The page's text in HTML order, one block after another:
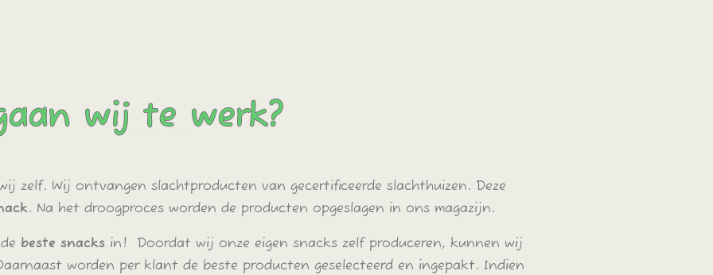
wij te werk?
zelf. Wij ontvangen slachtproducten van gecertificeerde slachthuizen. Deze
. Na het droogproces worden de producten opgeslagen in ons magazijn.
beste snacks in! Doordat wij onze eigen snacks zelf produceren, kunnen wij
worden per klant de beste producten geselecteerd en ingepakt. Indien